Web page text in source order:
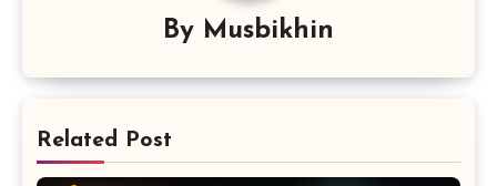
By Musbikhin
Related Post